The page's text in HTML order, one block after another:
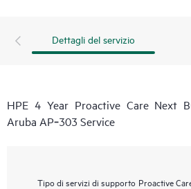
Dettagli del servizio
HPE 4 Year Proactive Care Next
Aruba AP‑303 Service
Tipo di servizi di supporto Proactive